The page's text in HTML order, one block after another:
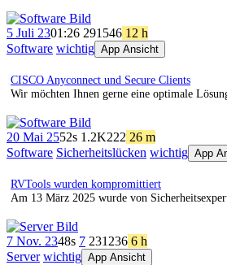
5 Juli 2301:26 291 546 12 h
Software wichtig App Ansicht
CISCO Anyconnect und Secure Clients
Wir möchten Ihnen gerne eine optimale
20 Mai 2552s 1.2K222 26 m
Software Sicherheitslücken wichtig App
RVTools wurden kompromittiert
Am 13 März 2025 wurde von
7 Nov. 2348s 7 231 236 6 h
Server wichtig App Ansicht